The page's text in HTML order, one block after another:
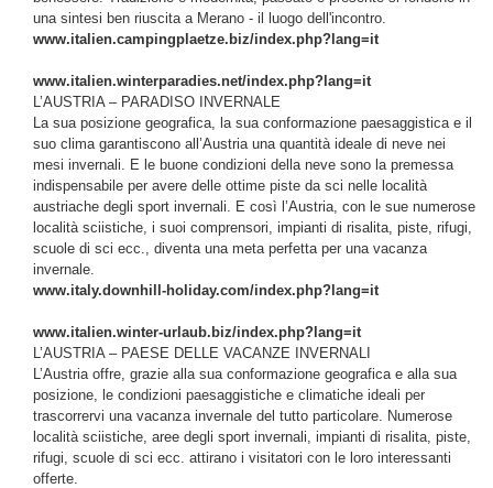
una sintesi ben riuscita a Merano - il luogo dell'incontro.
www.italien.campingplaetze.biz/index.php?lang=it
www.italien.winterparadies.net/index.php?lang=it
L’AUSTRIA – PARADISO INVERNALE
La sua posizione geografica, la sua conformazione paesaggistica e il
suo clima garantiscono all’Austria una quantità ideale di neve nei
mesi invernali. E le buone condizioni della neve sono la premessa
indispensabile per avere delle ottime piste da sci nelle località
austriache degli sport invernali. E così l’Austria, con le sue numerose
località sciistiche, i suoi comprensori, impianti di risalita, piste, rifugi,
scuole di sci ecc., diventa una meta perfetta per una vacanza
invernale.
www.italy.downhill-holiday.com/index.php?lang=it
www.italien.winter-urlaub.biz/index.php?lang=it
L’AUSTRIA – PAESE DELLE VACANZE INVERNALI
L’Austria offre, grazie alla sua conformazione geografica e alla sua
posizione, le condizioni paesaggistiche e climatiche ideali per
trascorrervi una vacanza invernale del tutto particolare. Numerose
località sciistiche, aree degli sport invernali, impianti di risalita, piste,
rifugi, scuole di sci ecc. attirano i visitatori con le loro interessanti
offerte.